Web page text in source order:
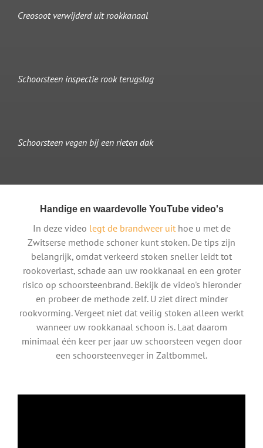
Creosoot verwijderd uit rookkanaal
Schoorsteen inspectie rook terugslag
Schoorsteen vegen bij een rieten dak
Handige en waardevolle YouTube video's
In deze video legt de brandweer uithoe u met de
Zwitserse methode schoner kunt stoken. De tips zijn
belangrijk, omdat verkeerd stoken sneller leidt tot
rookoverlast, schade aan uw rookkanaal en een groter
risico op schoorsteenbrand. Bekijk de video's hieronder
en probeer de methode zelf. U ziet direct minder
rookvorming. Vergeet niet dat veilig stoken alleen werkt
wanneer uw rookkanaal schoon is. Laat daarom
minimaal één keer per jaar uw schoorsteen vegen door
een schoorsteenveger in Zaltbommel.